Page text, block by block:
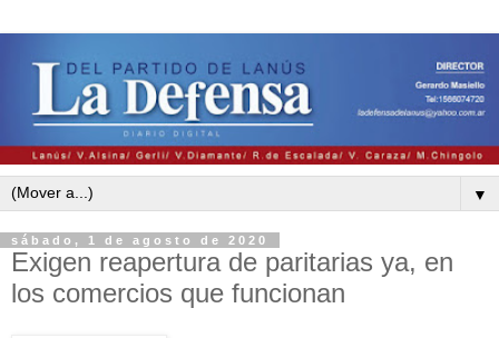
▼
sábado, 1 de agosto de 2020
Exigen reapertura de paritarias ya, en
los comercios que funcionan